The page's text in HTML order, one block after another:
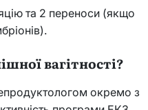
та 2 переноси (якщо
вагітності?
окремо з